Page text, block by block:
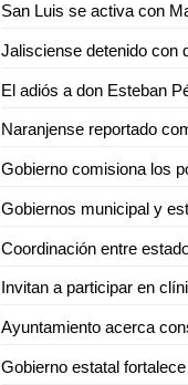
Jalisciense detenido con
Naranjense reportado
Gobierno comisiona los